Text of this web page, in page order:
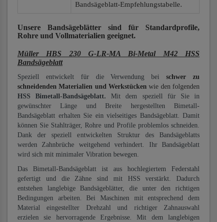
Bandsägeblatt-Empfehlungstabelle.
Unsere Bandsägeblätter sind für Standardprofile,
Rohre und Vollmaterialien geeignet.
Müller HBS 230 G-LR-MA Bi-Metal M42 HSS
Bandsägeblatt
Speziell entwickelt für die Verwendung beischwer zu
schneidenden Materialien und Werkstücken wie den folgenden
HSS Bimetall-Bandsägeblatt. Mit dem speziell für Sie in
gewünschter Länge und Breite hergestellten Bimetall-
Bandsägeblatt erhalten Sie ein vielseitiges Bandsägeblatt. Damit
können Sie Stahlträger, Rohre und Profile problemlos schneiden.
Dank der speziell entwickelten Struktur des Bandsägeblatts
werden Zahnbrüche weitgehend verhindert. Ihr Bandsägeblatt
wird sich mit minimaler Vibration bewegen.
Das Bimetall-Bandsägeblatt ist aus hochlegiertem Federstahl
gefertigt und die Zähne sind mit HSS verstärkt. Dadurch
entstehen langlebige Bandsägeblätter, die unter den richtigen
Bedingungen arbeiten. Bei Maschinen mit entsprechend dem
Material eingestellter Drehzahl und richtiger Zahnauswahl
erzielen sie hervorragende Ergebnisse. Mit dem langlebigen